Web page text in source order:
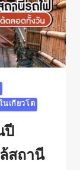
นเกียวโต
ปี
สถานี